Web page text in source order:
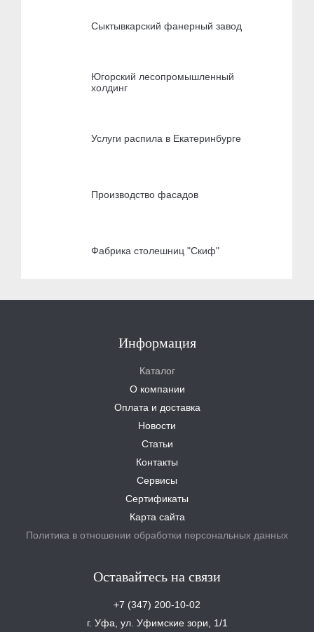
Сыктывкарский фанерный завод
Югорский лесопромышленный
холдинг
Услуги распила в Екатеринбурге
Производство фасадов
Фабрика столешниц "Скиф"
Информация
Каталог
О компании
Оплата и доставка
Новости
Статьи
Контакты
Сервисы
Сертификаты
Карта сайта
Политика в отношении обработки персональных данных
Оставайтесь на связи
+7 (347) 200-10-02
г. Уфа, ул. Уфимские зори, 1/1